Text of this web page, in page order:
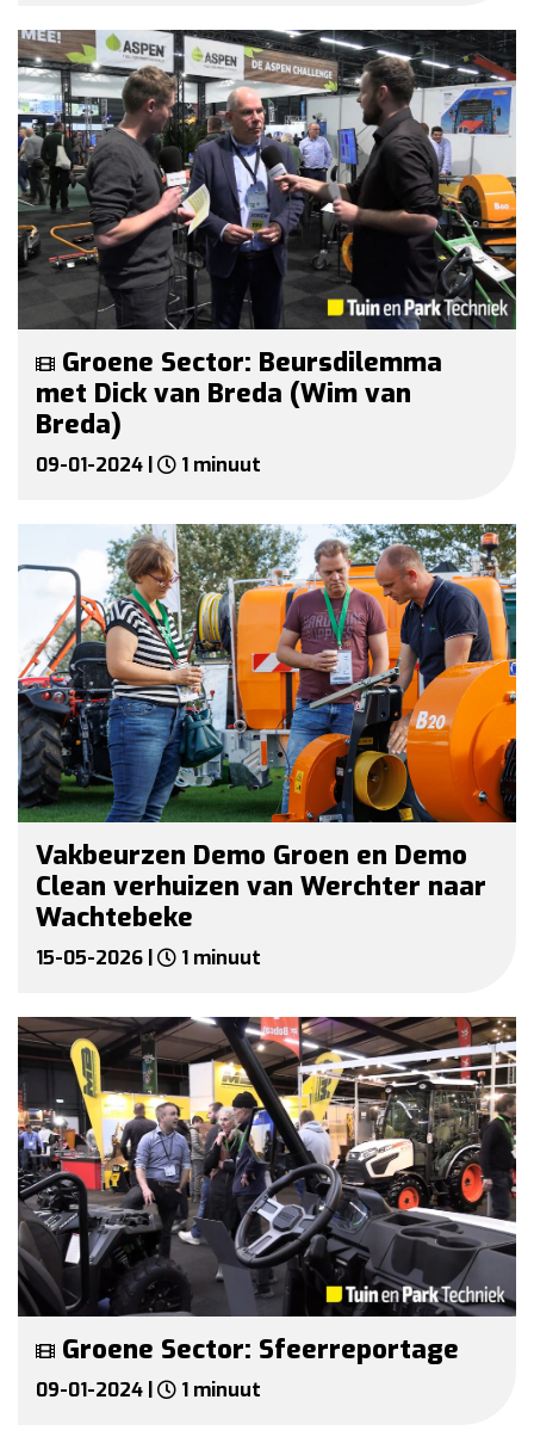
Groene Sector: Beursdilemma
met Dick van Breda (Wim van
Breda)
09-01-2024 | 1 minuut
Vakbeurzen Demo Groen en Demo
Clean verhuizen van Werchter naar
Wachtebeke
15-05-2026 | 1 minuut
Groene Sector: Sfeerreportage
09-01-2024 | 1 minuut